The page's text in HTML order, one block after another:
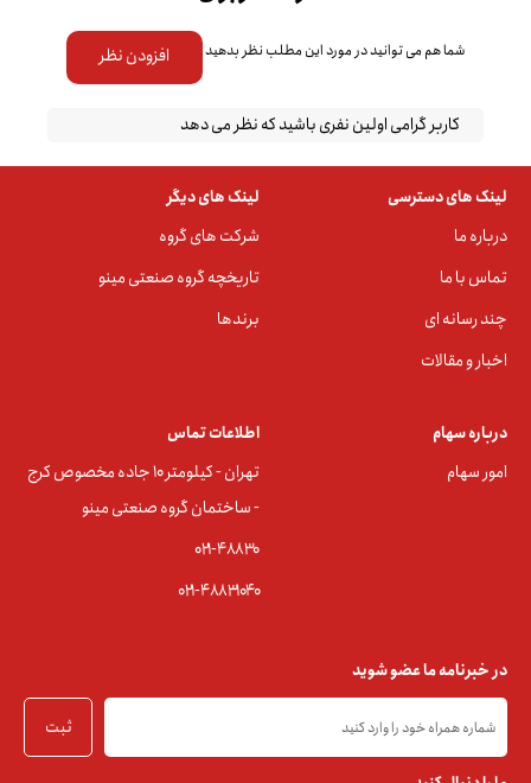
شما هم می توانید در مورد این مطلب نظر بدهید افزودن نظر
کاربر گرامی اولین نفری باشید که نظر می دهد
لینک های دسترسی
درباره ما
تماس با ما
چند رسانه ای
اخبار و مقالات
لینک های دیگر
شرکت های گروه
تاریخچه گروه صنعتی مینو
برندها
درباره سهام
امور سهام
اطلاعات تماس
تهران - کیلومتر ۱۰ جاده مخصوص کرج
- ساختمان گروه صنعتی مینو
۰۲۱-۴۸۸۳0
۰۲۱-۴۸۸۳۱۰۴۰
در خبرنامه ما عضو شوید
ثبت